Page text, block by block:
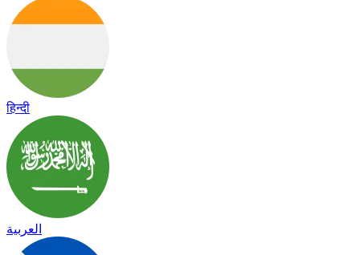
हिन्दी
العربية